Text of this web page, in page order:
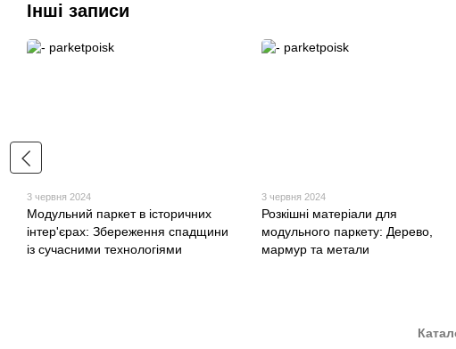
Інші записи
3 червня 2024
Модульний паркет в історичних
інтер'єрах: Збереження спадщини
із сучасними технологіями
3 червня 2024
Розкішні матеріали для
модульного паркету: Дерево,
мармур та метали